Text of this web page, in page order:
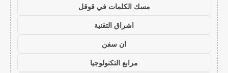
مسك الكلمات في قوقل
اشراق التقنية
ان سفن
مرابع التكنولوجيا